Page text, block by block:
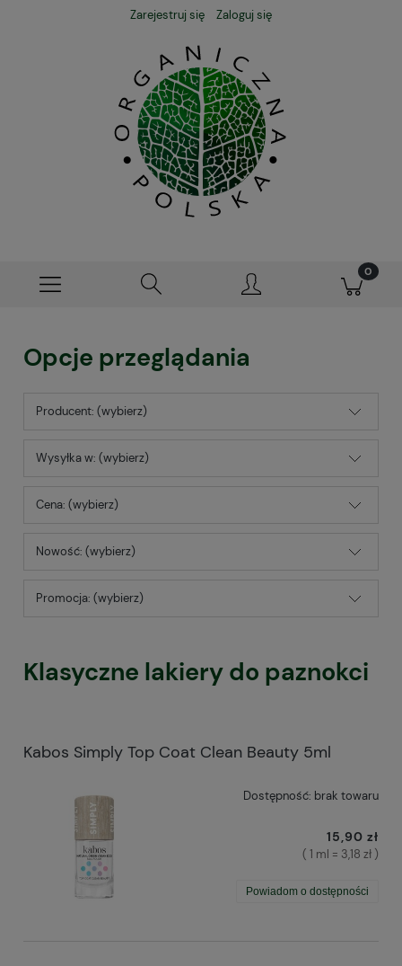
Zarejestruj się Zaloguj się
Opcje przeglądania
Producent: (wybierz)
Wysyłka w: (wybierz)
Cena: (wybierz)
Nowość: (wybierz)
Promocja: (wybierz)
Klasyczne lakiery do paznokci
Kabos Simply Top Coat Clean Beauty 5ml
Dostępność: brak towaru
15,90 zł
( 1 ml = 3,18 zł )
Powiadom o dostępności